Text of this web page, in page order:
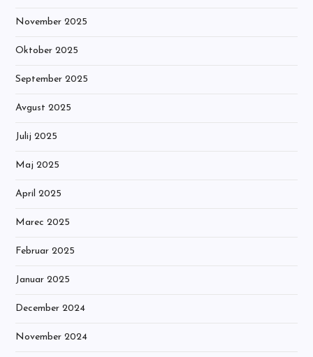
November 2025
Oktober 2025
September 2025
Avgust 2025
Julij 2025
Maj 2025
April 2025
Marec 2025
Februar 2025
Januar 2025
December 2024
November 2024